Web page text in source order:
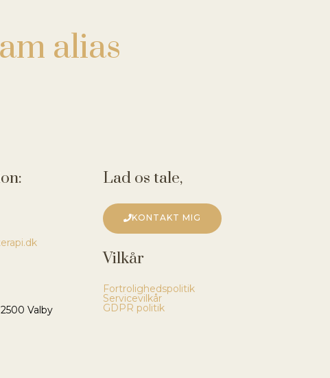
alias
Valby
Lad os tale,
KONTAKT MIG
Vilkår
Fortrolighedspolitik
Servicevilkår
GDPR politik